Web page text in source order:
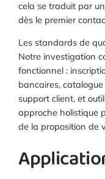
cela se traduit par
dès le premier
Les standards de
Notre investigation
fonctionnel :
bancaires,
support client, et
approche holistique
de la proposition de